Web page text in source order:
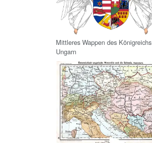
Mittleres Wappen des Königreichs
Ungarn